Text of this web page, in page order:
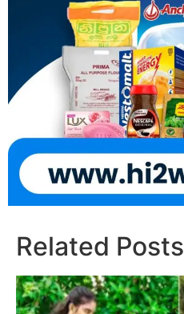
Related Posts